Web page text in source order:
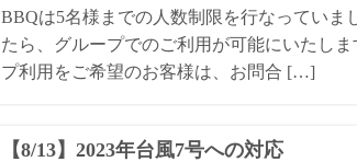
BBQは5名様までの人数制限を行なっていま
たら、グループでのご利用が可能にいたし
プ利用をご希望のお客様は、お問合 […]
【8/13】2023年台風7号への対応